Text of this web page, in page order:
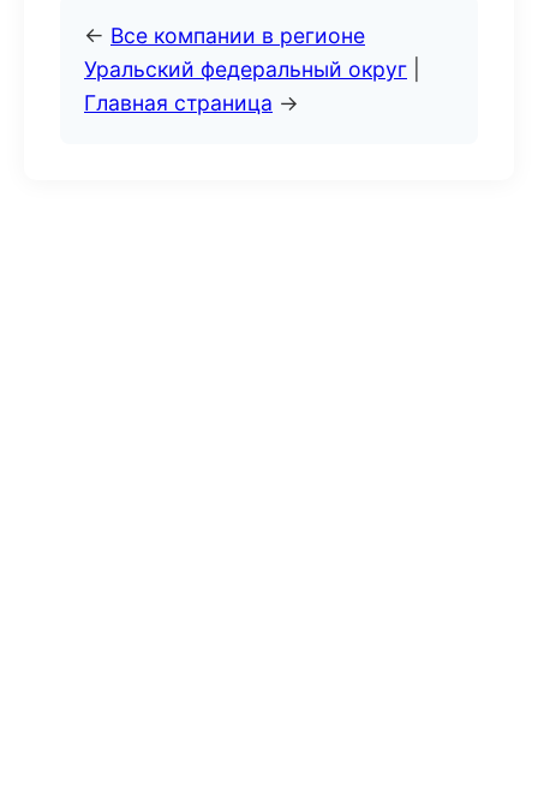
← Все компании в регионе
Уральский федеральный округ
Главная страница →